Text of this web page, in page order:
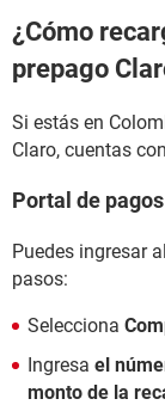
¿Cómo
prepago
Si estás en
Claro, cuentas
Portal de
Puedes ingresar al
pasos:
Selecciona
Ingresa el
monto de la